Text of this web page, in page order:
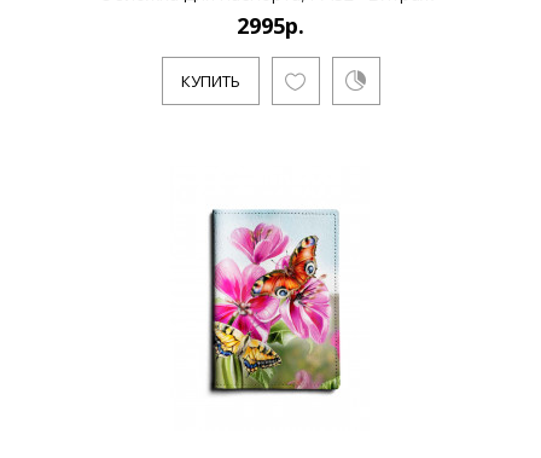
2995р.
КУПИТЬ